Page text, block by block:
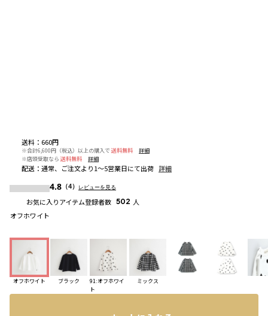
オフホワイト
オフホワイト ブラック
91:オフホワイ
ト
ミックス
送料 ： 660円
※合計6,600円（税込）以上の購入で 送料無料
詳細
※店頭受取なら 送料無料 詳細
配送 ： 通常、ご注文より1～5営業日にて出荷 詳細
4.8 （4） レビューを見る
お気に入りアイテム登録者数 502 人